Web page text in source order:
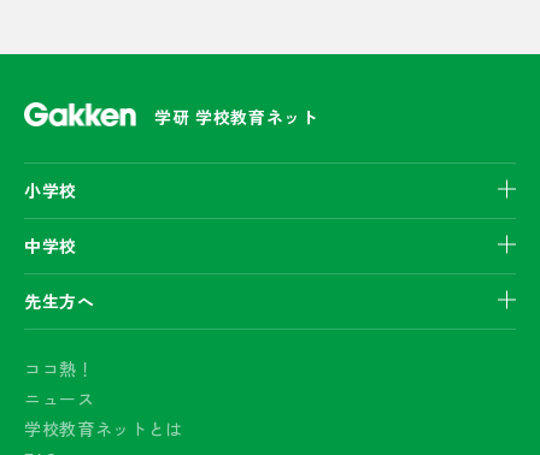
学研 学校教育ネット
小学校
中学校
先生方へ
ココ熱！
ニュース
学校教育ネットとは